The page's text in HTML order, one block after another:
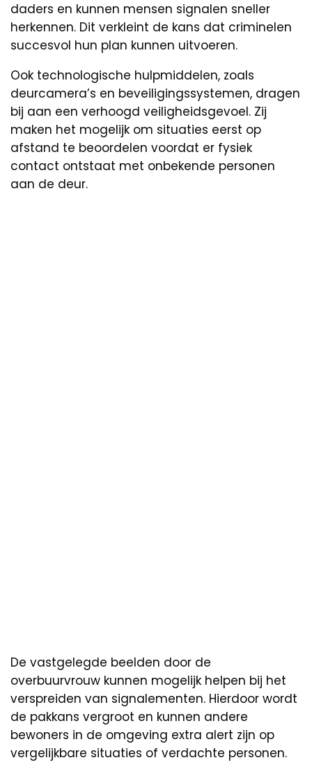
daders en kunnen mensen signalen sneller
herkennen. Dit verkleint de kans dat criminelen
succesvol hun plan kunnen uitvoeren.
Ook technologische hulpmiddelen, zoals
deurcamera’s en beveiligingssystemen, dragen
bij aan een verhoogd veiligheidsgevoel. Zij
maken het mogelijk om situaties eerst op
afstand te beoordelen voordat er fysiek
contact ontstaat met onbekende personen
aan de deur.
De vastgelegde beelden door de
overbuurvrouw kunnen mogelijk helpen bij het
verspreiden van signalementen. Hierdoor wordt
de pakkans vergroot en kunnen andere
bewoners in de omgeving extra alert zijn op
vergelijkbare situaties of verdachte personen.